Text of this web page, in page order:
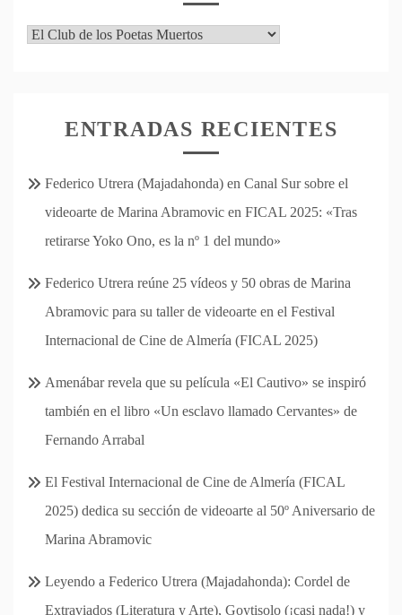
Categorías
ENTRADAS RECIENTES
Federico Utrera (Majadahonda) en Canal Sur sobre el
videoarte de Marina Abramovic en FICAL 2025: «Tras
retirarse Yoko Ono, es la nº 1 del mundo»
Federico Utrera reúne 25 vídeos y 50 obras de Marina
Abramovic para su taller de videoarte en el Festival
Internacional de Cine de Almería (FICAL 2025)
Amenábar revela que su película «El Cautivo» se inspiró
también en el libro «Un esclavo llamado Cervantes» de
Fernando Arrabal
El Festival Internacional de Cine de Almería (FICAL
2025) dedica su sección de videoarte al 50º Aniversario de
Marina Abramovic
Leyendo a Federico Utrera (Majadahonda): Cordel de
Extraviados (Literatura y Arte), Goytisolo (¡casi nada!) y